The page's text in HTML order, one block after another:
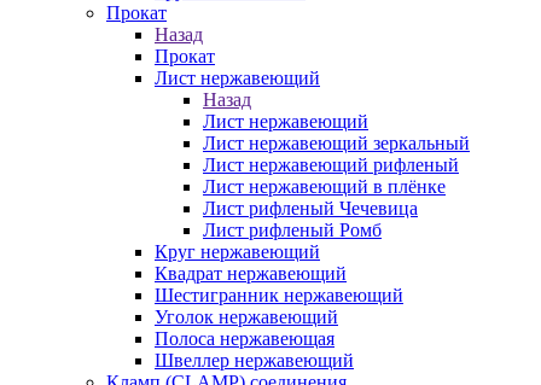
Прокат
Назад
Прокат
Лист нержавеющий
Назад
Лист нержавеющий
Лист нержавеющий зеркальный
Лист нержавеющий рифленый
Лист нержавеющий в плёнке
Лист рифленый Чечевица
Лист рифленый Ромб
Круг нержавеющий
Квадрат нержавеющий
Шестигранник нержавеющий
Уголок нержавеющий
Полоса нержавеющая
Швеллер нержавеющий